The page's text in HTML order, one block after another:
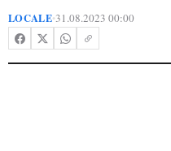
LOCALE•31.08.2023 00:00